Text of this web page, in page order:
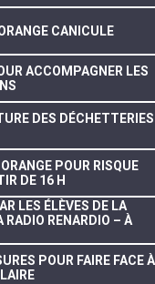
CANICULE
ACCOMPAGNER LES
DES DÉCHETTERIES
POUR RISQUE
DE 16 H
LES ÉLÈVES DE LA
RADIO RENARDIO – À
POUR FAIRE FACE À